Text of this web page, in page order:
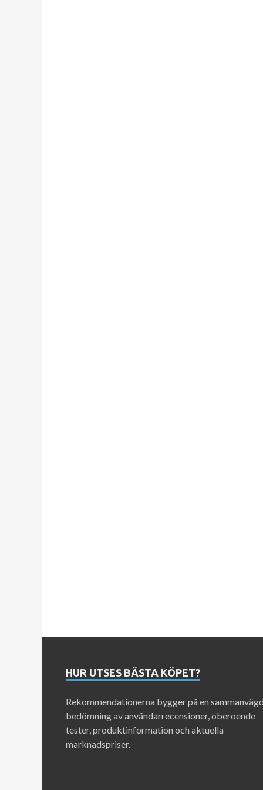
HUR UTSES BÄSTA KÖPET?
Rekommendationerna bygger på en
bedömning av användarrecensioner, oberoende
tester, produktinformation och aktuella
marknadspriser.